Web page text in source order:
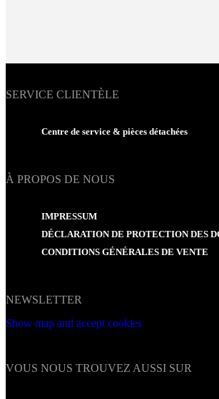
SERVICE CLIENTÈLE
Centre de service & pièces détachées
À PROPOS DE NOUS
IMPRESSUM
DÉCLARATION DE PROTECTION DES
CONDITIONS GÉNÉRALES DE VENTE
NEWSLETTER
Show map and accept cookies
VOUS NOUS TROUVEZ AUSSI SUR